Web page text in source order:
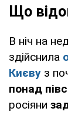
Що
В ніч на
здійснила
Києву з
понад
росіяни